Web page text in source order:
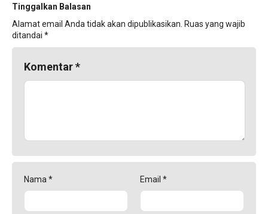
Tinggalkan Balasan
Alamat email Anda tidak akan dipublikasikan. Ruas yang wajib
ditandai *
Komentar*
Nama * Email *